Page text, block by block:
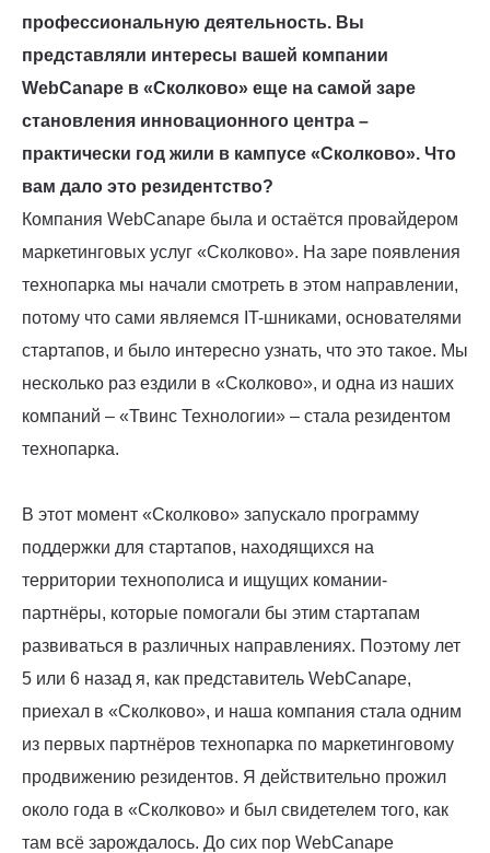
профессиональную деятельность. Вы
представляли интересы вашей компании
WebCanape в «Сколково» еще на самой заре
становления инновационного центра –
практически год жили в кампусе «Сколково». Что
вам дало это резидентство?
Компания WebCanape была и остаётся провайдером
маркетинговых услуг «Сколково». На заре появления
технопарка мы начали смотреть в этом направлении,
потому что сами являемся IT-шниками, основателями
стартапов, и было интересно узнать, что это такое. Мы
несколько раз ездили в «Сколково», и одна из наших
компаний – «Твинс Технологии» – стала резидентом
технопарка.
В этот момент «Сколково» запускало программу
поддержки для стартапов, находящихся на
территории технополиса и ищущих комании-
партнёры, которые помогали бы этим стартапам
развиваться в различных направлениях. Поэтому лет
5 или 6 назад я, как представитель WebCanape,
приехал в «Сколково», и наша компания стала одним
из первых партнёров технопарка по маркетинговому
продвижению резидентов. Я действительно прожил
около года в «Сколково» и был свидетелем того, как
там всё зарождалось. До сих пор WebCanape